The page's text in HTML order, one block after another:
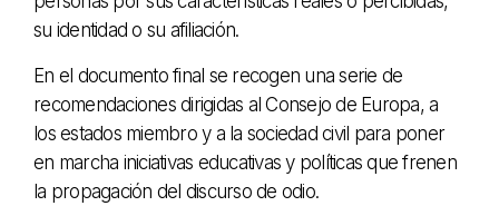
su identidad o su afiliación.
En el documento final se recogen una serie de
recomendaciones dirigidas al Consejo de Europa, a
los estados miembro y a la sociedad civil para poner
en marcha iniciativas educativas y políticas que frenen
la propagación del discurso de odio.